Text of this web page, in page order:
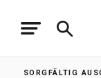
SORGFÄLTIG